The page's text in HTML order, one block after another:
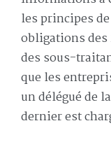
les principes
obligations
des sous-
que les
un délégué de
dernier est